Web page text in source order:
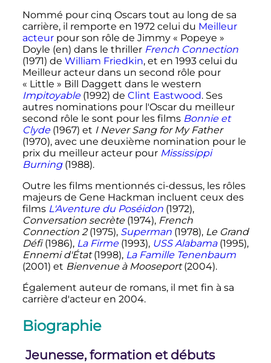
Nommé pour cinq Oscars tout au long de sa
carrière, il remporte en 1972 celui du Meilleur
acteurpour son rôle de Jimmy « Popeye »
Doyle (en) dans le thriller French Connection
(1971) de William Friedkin, et en 1993 celui du
Meilleur acteur dans un second rôle pour
« Little » Bill Daggett dans le western
Impitoyable(1992) de Clint Eastwood. Ses
autres nominations pour l'Oscar du meilleur
second rôle le sont pour les films Bonnie et
Clyde(1967) et I Never Sang for My Father
(1970), avec une deuxième nomination pour le
prix du meilleur acteur pour Mississippi
Burning(1988).
Outre les films mentionnés ci-dessus, les rôles
majeurs de Gene Hackman incluent ceux des
films L'Aventure du Poséidon(1972),
Conversation secrète(1974), French
Connection 2(1975), Superman(1978), Le Grand
Défi(1986), La Firme(1993), USS Alabama(1995),
Ennemi d'État(1998), La Famille Tenenbaum
(2001) et Bienvenue à Mooseport(2004).
Également auteur de romans, il met fin à sa
carrière d'acteur en 2004.
Biographie
Jeunesse, formation et débuts